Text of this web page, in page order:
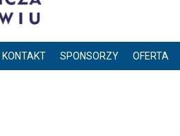
KONTAKT SPONSORZY OFERTA